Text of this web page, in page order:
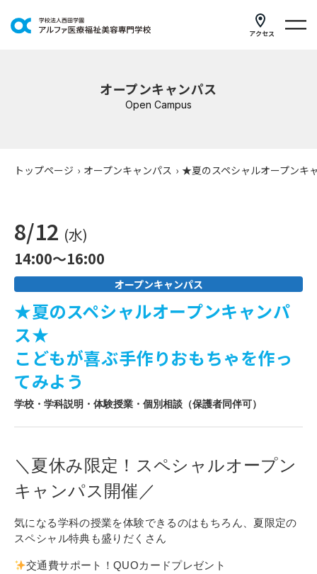
アクセス
イベントスケジュール
就職支援
研修・講座
寄付金のご案内
よくあるご質問
在校生の皆さまへ
新着情報
ブログ
コラム
お問い合わせ
資料請求
オープンキャンパス
Open Campus
トップページ › オープンキャンパス › ★夏のスペシャルオープンキ
8/12 (水)
14:00～16:00
オープンキャンパス
★夏のスペシャルオープンキャンパ
ス★
こどもが喜ぶ手作りおもちゃを作っ
てみよう
学校・学科説明・体験授業・個別相談（保護者同伴可）
＼夏休み限定！スペシャルオープン
キャンパス開催 ／
気になる学科の授業を体験できるのはもちろん、夏限定の
スペシャル特典も盛りだくさん
交通費サポート！QUOカードプレゼント